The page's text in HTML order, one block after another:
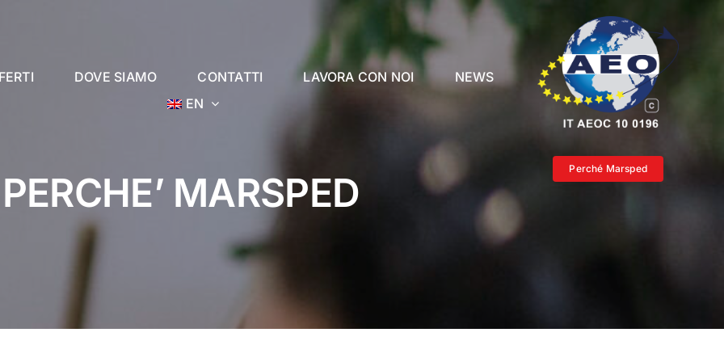
DOVE SIAMO CONTATTI LAVORA CON NOI
NEWS
EN
Perché Marsped
PERCHE’ MARSPED